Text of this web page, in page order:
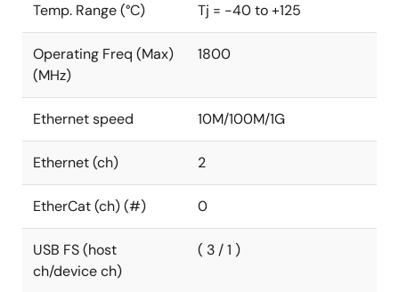
Temp. Range (°C) Tj = -40 to +125
Operating Freq (Max)
(MHz)
1800
Ethernet speed 10M/100M/1G
Ethernet (ch) 2
EtherCat (ch) (#) 0
USB FS (host
ch/device ch)
( 3 / 1 )